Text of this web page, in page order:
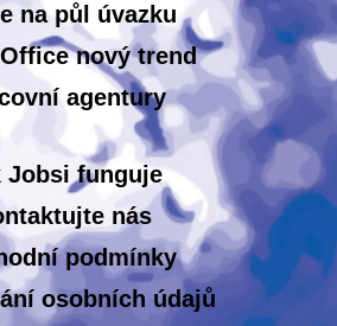
na půl úvazku
nový trend
agentury
Jobsi funguje
nás
podmínky
osobních údajů